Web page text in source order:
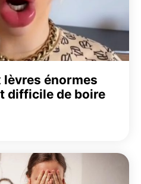
lèvres énormes
difficile de boire